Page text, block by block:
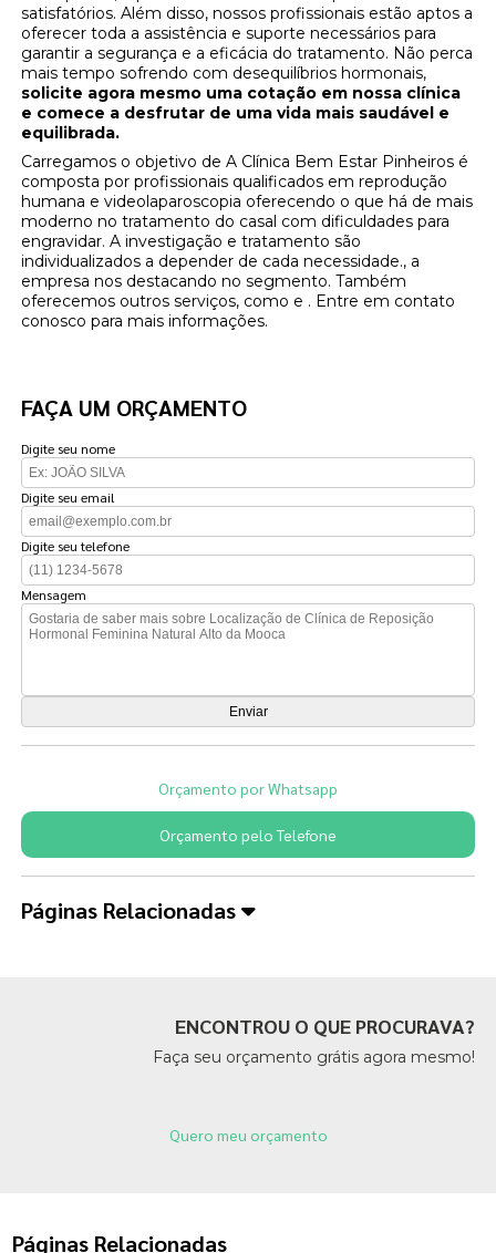
satisfatórios. Além disso, nossos profissionais estão aptos a
oferecer toda a assistência e suporte necessários para
garantir a segurança e a eficácia do tratamento. Não perca
mais tempo sofrendo com desequilíbrios hormonais,
solicite agora mesmo uma cotação em nossa clínica
e comece a desfrutar de uma vida mais saudável e
equilibrada.
Carregamos o objetivo de A Clínica Bem Estar Pinheiros é
composta por profissionais qualificados em reprodução
humana e videolaparoscopia oferecendo o que há de mais
moderno no tratamento do casal com dificuldades para
engravidar. A investigação e tratamento são
individualizados a depender de cada necessidade., a
empresa nos destacando no segmento. Também
oferecemos outros serviços, como e . Entre em contato
conosco para mais informações.
FAÇA UM ORÇAMENTO
Digite seu nome
Digite seu email
Digite seu telefone
Mensagem
Orçamento por Whatsapp
Orçamento pelo Telefone
Páginas Relacionadas
ENCONTROU O QUE PROCURAVA?
Faça seu orçamento grátis agora mesmo!
Quero meu orçamento
Páginas Relacionadas